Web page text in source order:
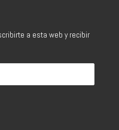
a esta web y recibir